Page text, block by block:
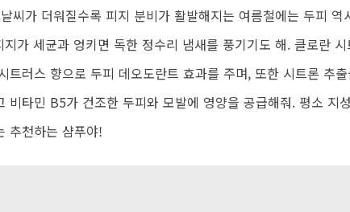
씨가 더워질수록 피지 분비가 활발해지는 여름철에는 두피
가 세균과 엉키면 독한 정수리 냄새를 풍기기도 해. 클로란
트러스 향으로 두피 데오도란트 효과를 주며, 또한 시트론 추
비타민 B5가 건조한 두피와 모발에 영양을 공급해줘. 평소 지
추천하는 샴푸야!